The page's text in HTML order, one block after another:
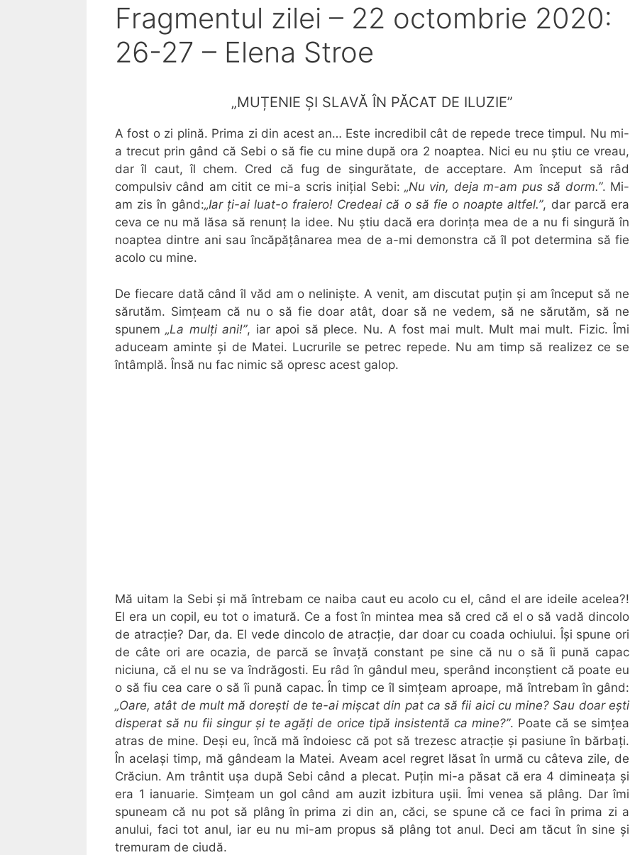
Fragmentul zilei – 22 octombrie 2020:
26-27 – Elena Stroe
„MUȚENIE ȘI SLAVĂ ÎN PĂCAT DE ILUZIE”
A fost o zi plină. Prima zi din acest an… Este incredibil cât de repede trece timpul. Nu mi-
a trecut prin gând că Sebi o să fie cu mine după ora 2 noaptea. Nici eu nu știu ce vreau,
dar îl caut, îl chem. Cred că fug de singurătate, de acceptare. Am început să râd
compulsiv când am citit ce mi-a scris inițial Sebi: „Nu vin, deja m-am pus să dorm.”. Mi-
am zis în gând:„Iar ți-ai luat-o fraiero! Credeai că o să fie o noapte altfel.”, dar parcă era
ceva ce nu mă lăsa să renunț la idee. Nu știu dacă era dorința mea de a nu fi singură în
noaptea dintre ani sau încăpățânarea mea de a-mi demonstra că îl pot determina să fie
acolo cu mine.
De fiecare dată când îl văd am o neliniște. A venit, am discutat puțin și am început să ne
sărutăm. Simțeam că nu o să fie doar atât, doar să ne vedem, să ne sărutăm, să ne
spunem„La mulți ani!”, iar apoi să plece. Nu. A fost mai mult. Mult mai mult. Fizic. Îmi
aduceam aminte și de Matei. Lucrurile se petrec repede. Nu am timp să realizez ce se
întâmplă. Însă nu fac nimic să opresc acest galop.
Mă uitam la Sebi și mă întrebam ce naiba caut eu acolo cu el, când el are ideile acelea?!
El era un copil, eu tot o imatură. Ce a fost în mintea mea să cred că el o să vadă dincolo
de atracție? Dar, da. El vede dincolo de atracție, dar doar cu coada ochiului. Își spune ori
de câte ori are ocazia, de parcă se învață constant pe sine că nu o să îi pună capac
niciuna, că el nu se va îndrăgosti. Eu râd în gândul meu, sperând inconștient că poate eu
o să fiu cea care o să îi pună capac. În timp ce îl simțeam aproape, mă întrebam în gând:
„Oare, atât de mult mă dorești de te-ai mișcat din pat ca să fii aici cu mine? Sau doar ești
disperat să nu fii singur și te agăți de orice tipă insistentă ca mine?”. Poate că se simțea
atras de mine. Deși eu, încă mă îndoiesc că pot să trezesc atracție și pasiune în bărbați.
În același timp, mă gândeam la Matei. Aveam acel regret lăsat în urmă cu câteva zile, de
Crăciun. Am trântit ușa după Sebi când a plecat. Puțin mi-a păsat că era 4 dimineața și
era 1 ianuarie. Simțeam un gol când am auzit izbitura ușii. Îmi venea să plâng. Dar îmi
spuneam că nu pot să plâng în prima zi din an, căci, se spune că ce faci în prima zi a
anului, faci tot anul, iar eu nu mi-am propus să plâng tot anul. Deci am tăcut în sine și
tremuram de ciudă.